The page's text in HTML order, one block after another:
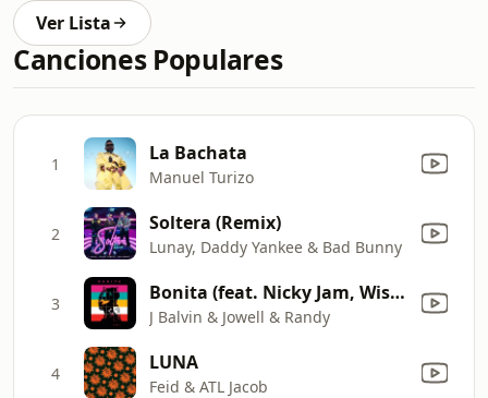
Ver Lista
Canciones Populares
1 La Bachata
Manuel Turizo
2 Soltera (Remix)
Lunay, Daddy Yankee & Bad Bunny
3 Bonita (feat. Nicky Jam, Wisin, Yandel & Ozuna) [Remix]
J Balvin & Jowell & Randy
4 LUNA
Feid & ATL Jacob